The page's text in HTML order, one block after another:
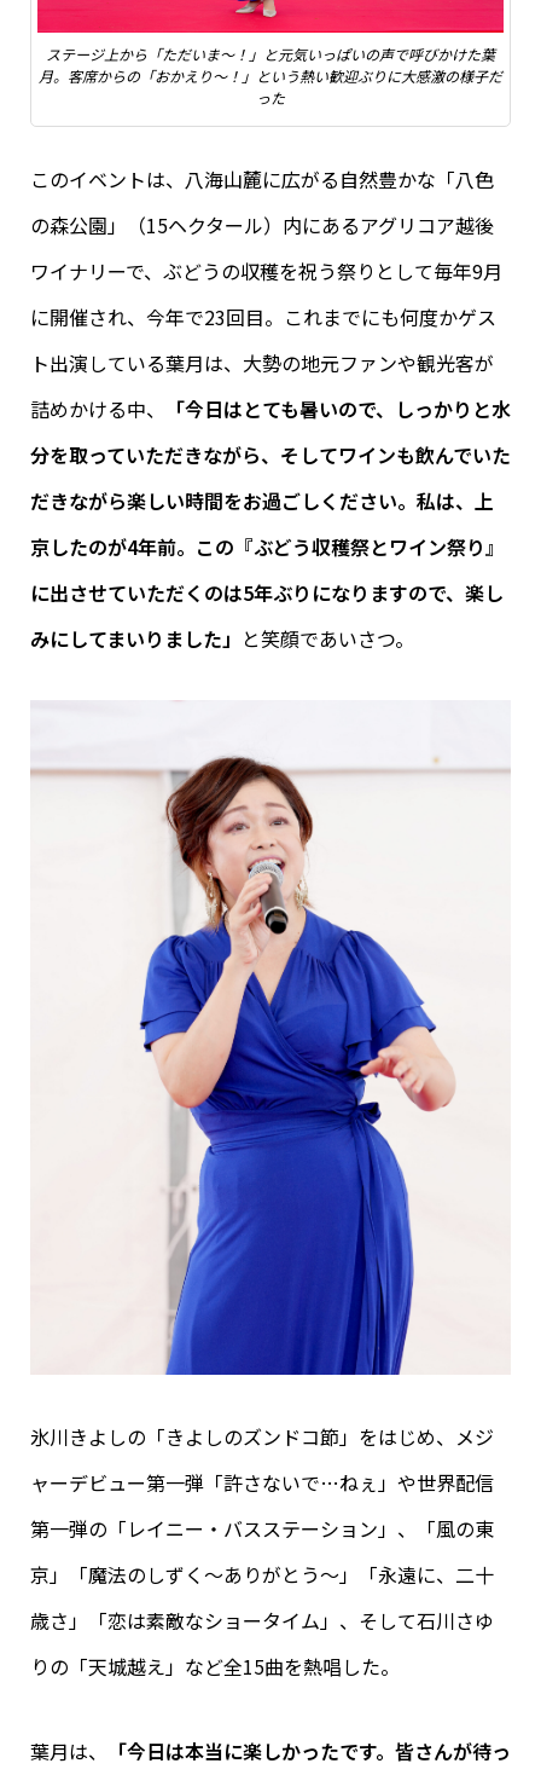
ステージ上から「ただいま～！」と元気いっぱいの声で呼びかけた葉
月。客席からの「おかえり～！」という熱い歓迎ぶりに大感激の様子だ
った
このイベントは、八海山麓に広がる自然豊かな「八色
の森公園」（15ヘクタール）内にあるアグリコア越後
ワイナリーで、ぶどうの収穫を祝う祭りとして毎年9月
に開催され、今年で23回目。これまでにも何度かゲス
ト出演している葉月は、大勢の地元ファンや観光客が
詰めかける中、
「今日はとても暑いので、しっかりと水
分を取っていただきながら、そしてワインも飲んでいた
だきながら楽しい時間をお過ごしください。私は、上
京したのが4年前。この『ぶどう収穫祭とワイン祭り』
に出させていただくのは5年ぶりになりますので、楽し
みにしてまいりました」 と笑顔であいさつ。
氷川きよしの「きよしのズンドコ節」をはじめ、メジ
ャーデビュー第一弾「許さないで…ねぇ」や世界配信
第一弾の「レイニー・バスステーション」、「風の東
京」「魔法のしずく～ありがとう～」「永遠に、二十
歳さ」「恋は素敵なショータイム」、そして石川さゆ
りの「天城越え」など全15曲を熱唱した。
葉月は、 「今日は本当に楽しかったです。皆さんが待っ